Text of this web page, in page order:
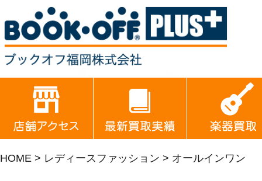
HOME > レディースファッション > オールインワン